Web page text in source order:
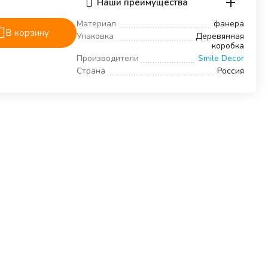
В корзину
Материал
фанера
Упаковка
Деревянная
коробка
Производители
Smile Decor
Страна
Россия